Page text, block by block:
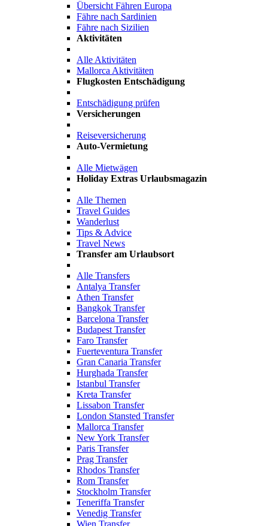
Übersicht Fähren Europa
Fähre nach Sardinien
Fähre nach Sizilien
Aktivitäten
Alle Aktivitäten
Mallorca Aktivitäten
Flugkosten Entschädigung
Entschädigung prüfen
Versicherungen
Reiseversicherung
Auto-Vermietung
Alle Mietwägen
Holiday Extras Urlaubsmagazin
Alle Themen
Travel Guides
Wanderlust
Tips & Advice
Travel News
Transfer am Urlaubsort
Alle Transfers
Antalya Transfer
Athen Transfer
Bangkok Transfer
Barcelona Transfer
Budapest Transfer
Faro Transfer
Fuerteventura Transfer
Gran Canaria Transfer
Hurghada Transfer
Istanbul Transfer
Kreta Transfer
Lissabon Transfer
London Stansted Transfer
Mallorca Transfer
New York Transfer
Paris Transfer
Prag Transfer
Rhodos Transfer
Rom Transfer
Stockholm Transfer
Teneriffa Transfer
Venedig Transfer
Wien Transfer